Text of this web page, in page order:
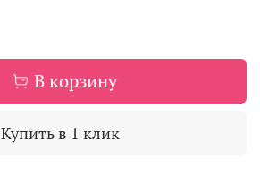
В корзину
Купить в 1 клик